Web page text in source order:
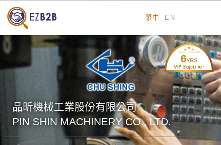
繁中 EN
6YRS
品昕機械工業股份有限公司
PIN SHIN MACHINERY CO., LTD.